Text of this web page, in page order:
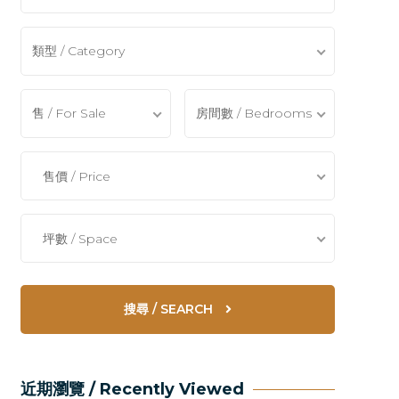
類型 / Category
售 / For Sale 房間數 / Bedrooms
售價 / Price
坪數 / Space
搜尋 / SEARCH
近期瀏覽 / Recently Viewed